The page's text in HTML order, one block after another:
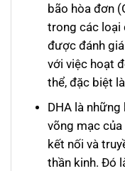
bão hòa đơn
trong các loại
được đánh
với việc hoạt
thể, đặc biệt
DHA là
võng mạc
kết nối và
thần kinh. Đó